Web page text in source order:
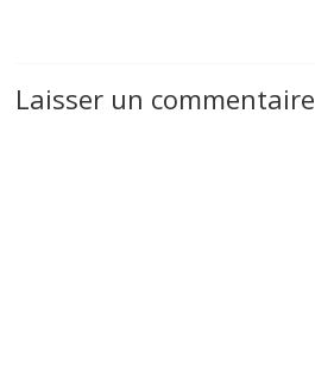
Laisser un commentaire